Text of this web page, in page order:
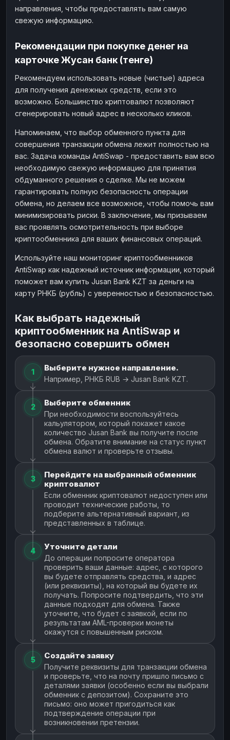
направления, чтобы предоставлять вам самую
свежую информацию.
Рекомендации при покупке денег на
карточке Жусан банк (тенге)
Рекомендуем использовать новые (чистые) адреса
для получения денежных средств, если это
возможно. Большинство криптовалют позволяют
сгенерировать новый адрес в несколько кликов.
Напоминаем, что выбор обменного пункта для
совершения транзакции обмена лежит полностью на
вас. Задача команды AntiSwap - предоставить вам всю
необходимую свежую информацию для принятия
обдуманного решения о сделке. Мы не можем
гарантировать полную безопасность операции
обмена, но делаем все возможное, чтобы помочь вам
минимизировать риски. В заключение, мы призываем
вас проявлять осмотрительность при выборе
криптообменника для ваших финансовых операций.
Используйте наш мониторинг криптообменников
AntiSwap как надежный источник информации, который
поможет вам купить Jusan Bank KZT за деньги на
карту РНКБ (рубль) с уверенностью и безопасностью.
Как выбрать надежный
криптообменник на AntiSwap и
безопасно совершить обмен
1 Выберите нужное направление.
Например, РНКБ RUB → Jusan Bank KZT.
2 Выберите обменник
При необходимости воспользуйтесь
кальулятором, который покажет какое
количество Jusan Bank вы получите после
обмена. Обратите внимание на статус пункт
обмена валют и проверьте отзывы.
3
Перейдите на выбранный обменник
криптовалют
Если обменник криптовалют недоступен или
проводит технические работы, то
подберите альтернативный вариант, из
представленных в таблице.
4 Уточните детали
До операции попросите оператора
проверить ваши данные: адрес, с которого
вы будете отправлять средства, и адрес
(или реквизиты), на который вы будете их
получать. Попросите подтвердить, что эти
данные подходят для обмена. Также
уточните, что будет с заявкой, если по
результатам AML-проверки монеты
окажутся с повышенным риском.
5 Создайте заявку
Получите реквизиты для транзакции обмена
и проверьте, что на почту пришло письмо с
деталями заявки (особенно если вы выбрали
обменник с депозитом). Сохраните это
письмо: оно может пригодиться как
подтверждение операции при
возникновении претензии.